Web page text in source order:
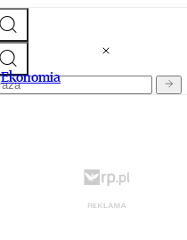
Ekonomia